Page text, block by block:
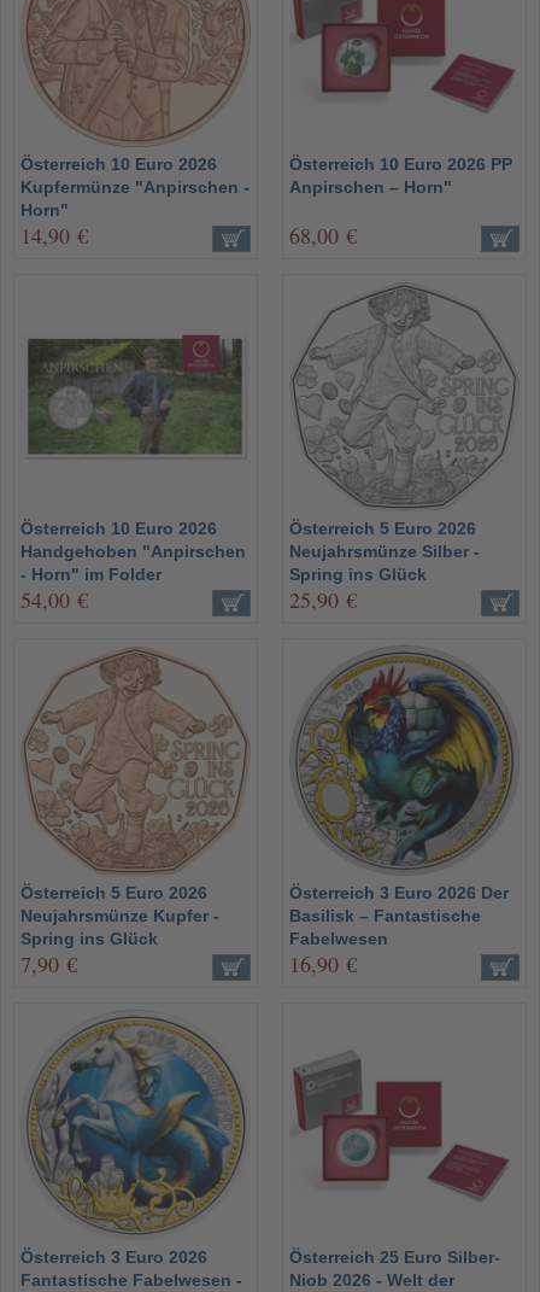
Österreich 10 Euro 2026
Kupfermünze "Anpirschen -
Horn"
14,90 €
Österreich 10 Euro 2026 PP
Anpirschen – Horn"
68,00 €
Österreich 10 Euro 2026
Handgehoben "Anpirschen
- Horn" im Folder
54,00 €
Österreich 5 Euro 2026
Neujahrsmünze Silber -
Spring ins Glück
25,90 €
Österreich 5 Euro 2026
Neujahrsmünze Kupfer -
Spring ins Glück
7,90 €
Österreich 3 Euro 2026 Der
Basilisk – Fantastische
Fabelwesen
16,90 €
Österreich 3 Euro 2026
Fantastische Fabelwesen -
Österreich 25 Euro Silber-
Niob 2026 - Welt der